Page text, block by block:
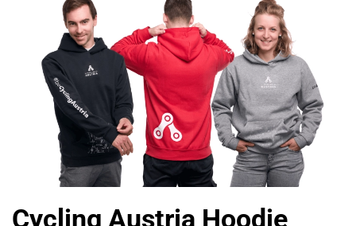
Cycling Austria Hoodie